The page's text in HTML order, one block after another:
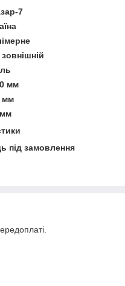
7
зовнішній
мм
мм
під замовлення